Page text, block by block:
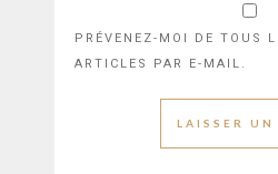
PRÉVENEZ-MOI DE TOUS
ARTICLES PAR E-MAIL.